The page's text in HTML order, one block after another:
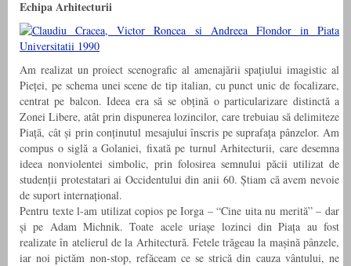
Echipa Arhitecturii
Am realizat un proiect scenografic al amenajării spațiului imagistic al
Pieței, pe schema unei scene de tip italian, cu punct unic de focalizare,
centrat pe balcon. Ideea era să se obțină o particularizare distinctă a
Zonei Libere, atât prin dispunerea lozincilor, care trebuiau să delimiteze
Piață, cât și prin conținutul mesajului înscris pe suprafața pânzelor. Am
compus o siglă a Golaniei, fixată pe turnul Arhitecturii, care desemna
ideea nonviolentei simbolic, prin folosirea semnului păcii utilizat de
studenții protestatari ai Occidentului din anii 60. Știam că avem nevoie
de suport internațional.
Pentru texte l-am utilizat copios pe Iorga – “Cine uita nu merită” – dar
și pe Adam Michnik. Toate acele uriașe lozinci din Piața au fost
realizate în atelierul de la Arhitectură. Fetele trăgeau la mașină pânzele,
iar noi pictăm non-stop, refăceam ce se strică din cauza vântului, ne